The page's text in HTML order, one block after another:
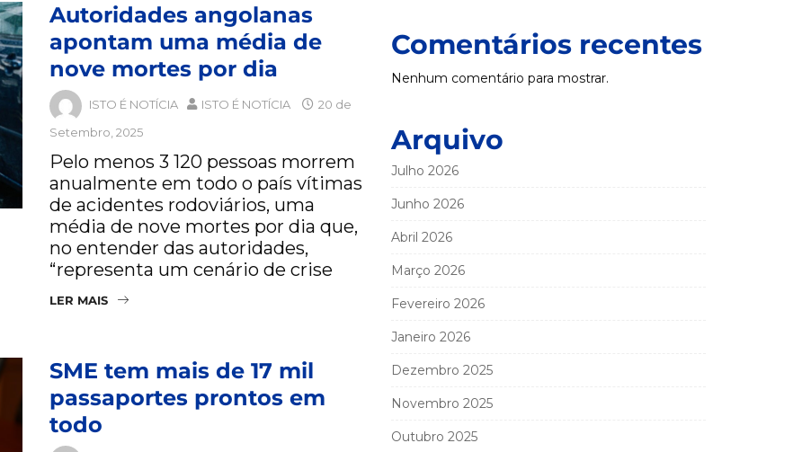
Autoridades angolanas
apontam uma média de
nove mortes por dia
ISTO É NOTÍCIA ISTO É NOTÍCIA
20 de
Setembro, 2025
Pelo menos 3 120 pessoas morrem
anualmente em todo o país vítimas
de acidentes rodoviários, uma
média de nove mortes por dia que,
no entender das autoridades,
“representa um cenário de crise
LER MAIS
SME tem mais de 17 mil
passaportes prontos em
todo
Comentários recentes
Nenhum comentário para mostrar.
Arquivo
Julho 2026
Junho 2026
Abril 2026
Março 2026
Fevereiro 2026
Janeiro 2026
Dezembro 2025
Novembro 2025
Outubro 2025